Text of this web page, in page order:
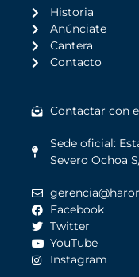
Historia
Anúnciate
Cantera
Contacto
Contactar con
Sede oficial:
Severo Ochoa
Facebook
Twitter
YouTube
Instagram